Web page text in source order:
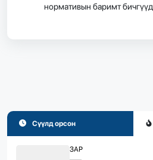
нормативын баримт бичгүүд
Сүүлд орсон
ЗАР